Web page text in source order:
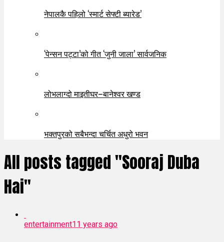
नेपालकै पहिलो ‘स्मार्ट सेफ्टी ब्यारेड’
‘पेन्सन पट्टा’को गीत ‘जुनी जाला’ सार्वजनिक
लोभलाग्दो माइतीघर–बानेश्वर खण्ड
भक्तपुरको सबैभन्दा चर्चित अधुरो भवन
All posts tagged "Sooraj Duba
Hai"
entertainment11 years ago